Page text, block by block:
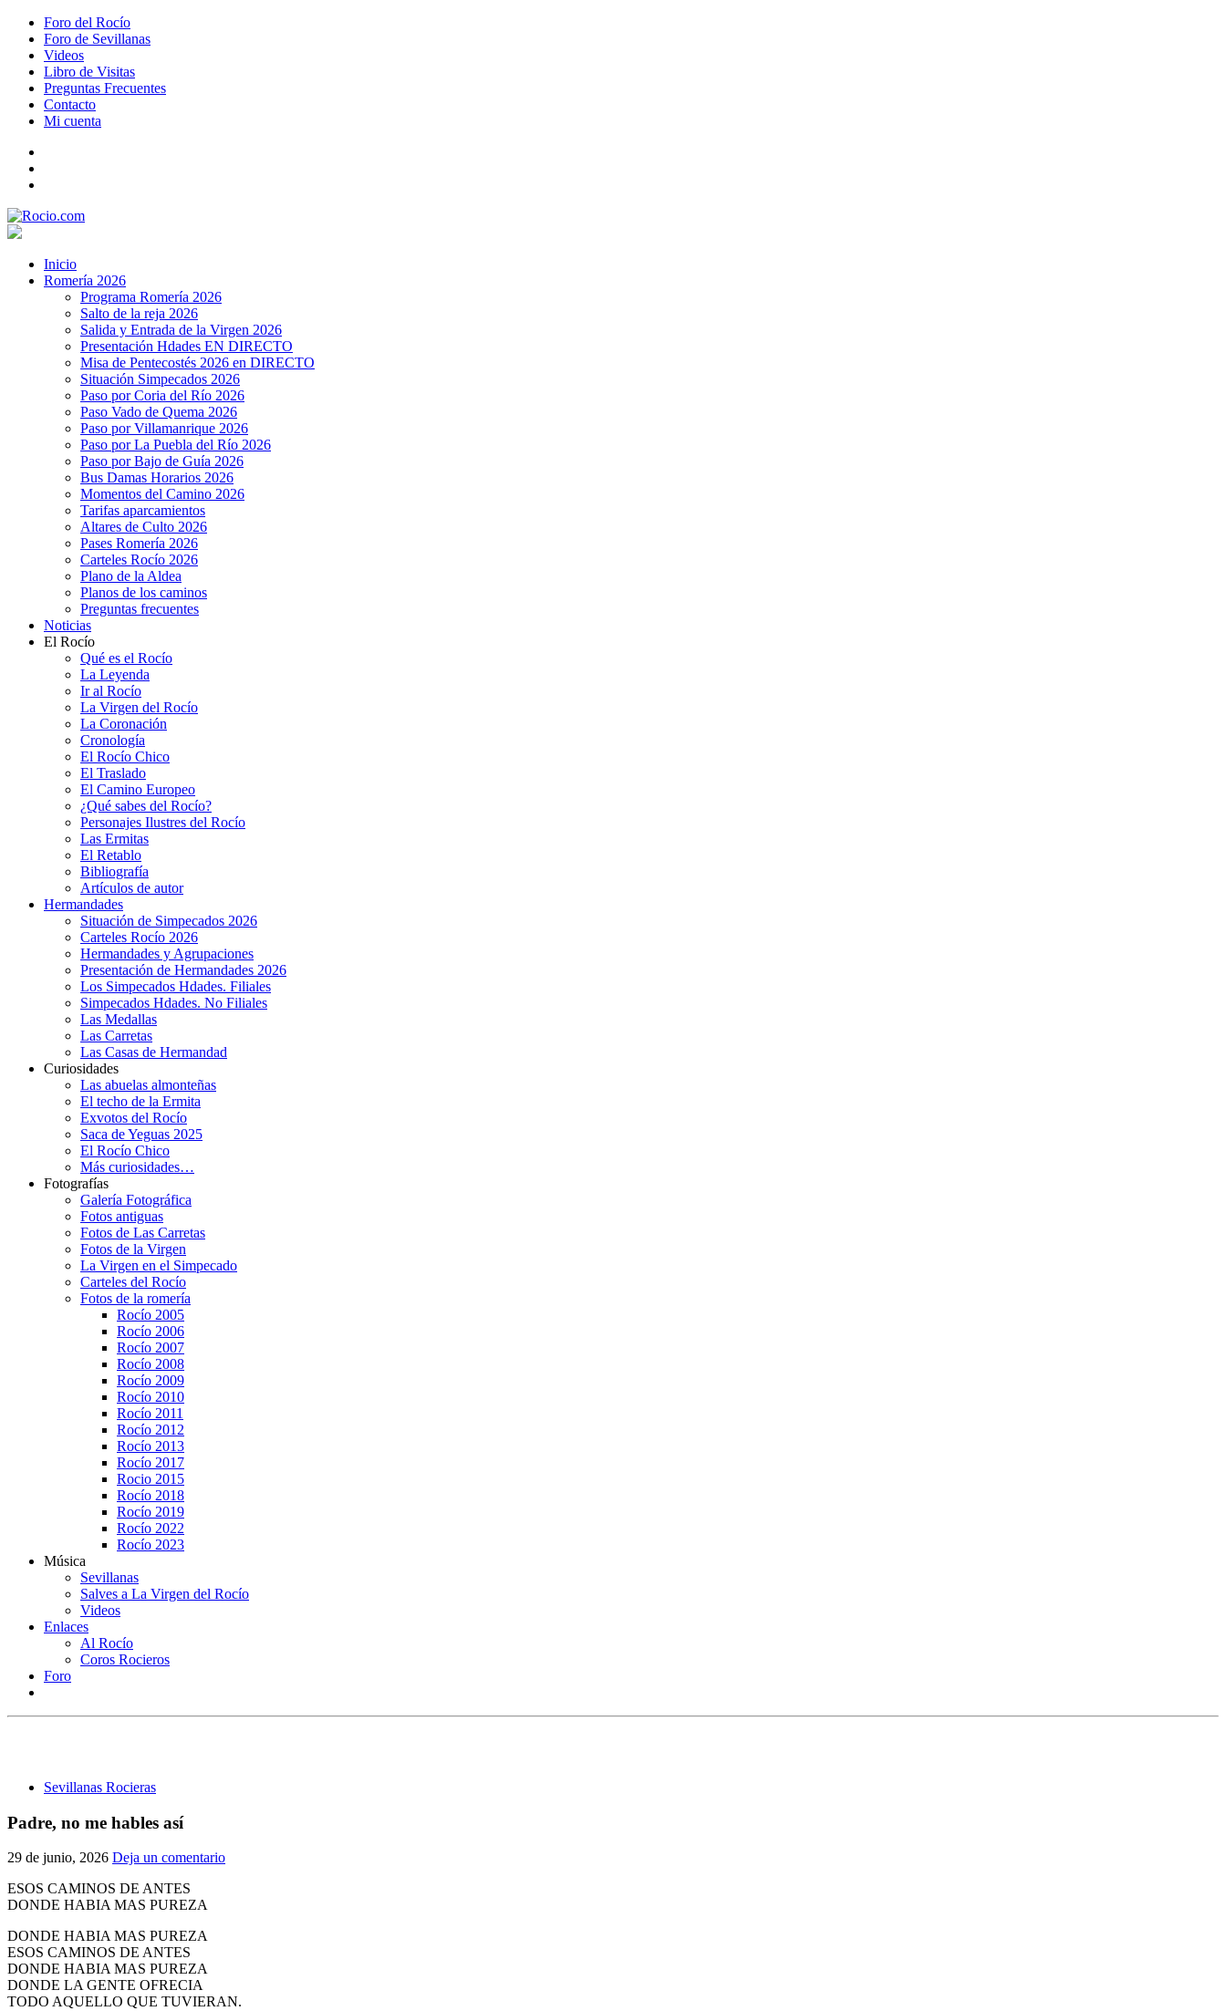
Foro del Rocío
Foro de Sevillanas
Videos
Libro de Visitas
Preguntas Frecuentes
Contacto
Mi cuenta
Inicio
Romería 2026
Programa Romería 2026
Salto de la reja 2026
Salida y Entrada de la Virgen 2026
Presentación Hdades EN DIRECTO
Misa de Pentecostés 2026 en DIRECTO
Situación Simpecados 2026
Paso por Coria del Río 2026
Paso Vado de Quema 2026
Paso por Villamanrique 2026
Paso por La Puebla del Río 2026
Paso por Bajo de Guía 2026
Bus Damas Horarios 2026
Momentos del Camino 2026
Tarifas aparcamientos
Altares de Culto 2026
Pases Romería 2026
Carteles Rocío 2026
Plano de la Aldea
Planos de los caminos
Preguntas frecuentes
Noticias
El Rocío
Qué es el Rocío
La Leyenda
Ir al Rocío
La Virgen del Rocío
La Coronación
Cronología
El Rocío Chico
El Traslado
El Camino Europeo
¿Qué sabes del Rocío?
Personajes Ilustres del Rocío
Las Ermitas
El Retablo
Bibliografía
Artículos de autor
Hermandades
Situación de Simpecados 2026
Carteles Rocío 2026
Hermandades y Agrupaciones
Presentación de Hermandades 2026
Los Simpecados Hdades. Filiales
Simpecados Hdades. No Filiales
Las Medallas
Las Carretas
Las Casas de Hermandad
Curiosidades
Las abuelas almonteñas
El techo de la Ermita
Exvotos del Rocío
Saca de Yeguas 2025
El Rocío Chico
Más curiosidades…
Fotografías
Galería Fotográfica
Fotos antiguas
Fotos de Las Carretas
Fotos de la Virgen
La Virgen en el Simpecado
Carteles del Rocío
Fotos de la romería
Rocío 2005
Rocío 2006
Rocío 2007
Rocío 2008
Rocío 2009
Rocío 2010
Rocío 2011
Rocío 2012
Rocío 2013
Rocío 2017
Rocio 2015
Rocío 2018
Rocío 2019
Rocío 2022
Rocío 2023
Música
Sevillanas
Salves a La Virgen del Rocío
Videos
Enlaces
Al Rocío
Coros Rocieros
Foro
Sevillanas Rocieras
Padre, no me hables así
29 de junio, 2026 Deja un comentario
ESOS CAMINOS DE ANTES
DONDE HABIA MAS PUREZA
DONDE HABIA MAS PUREZA
ESOS CAMINOS DE ANTES
DONDE HABIA MAS PUREZA
DONDE LA GENTE OFRECIA
TODO AQUELLO QUE TUVIERAN.